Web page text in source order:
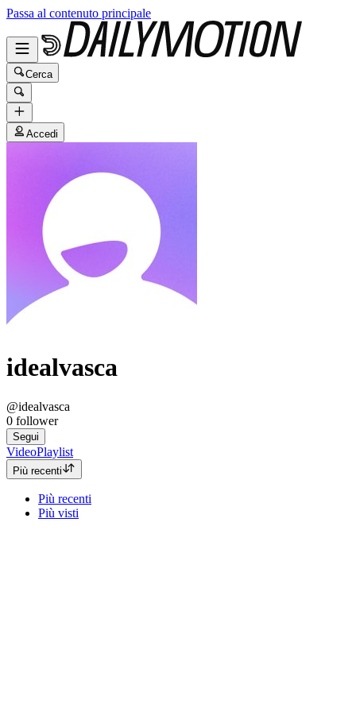
Passa al contenuto principale
Cerca
Accedi
idealvasca
@idealvasca
0 follower
Segui
VideoPlaylist
Più recenti
Più recenti
Più visti